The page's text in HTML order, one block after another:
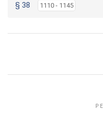
§ 38 1110 - 1145